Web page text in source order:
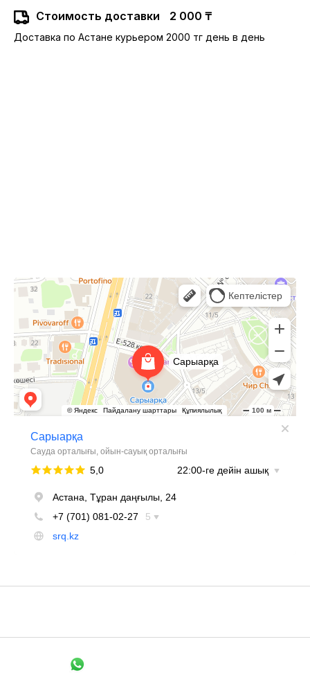
Стоимость доставки 2 000 ₸
Доставка по Астане курьером 2000 тг день в день
Сарыарка
Торговый центр в Астане
Развлекательный центр в Астане